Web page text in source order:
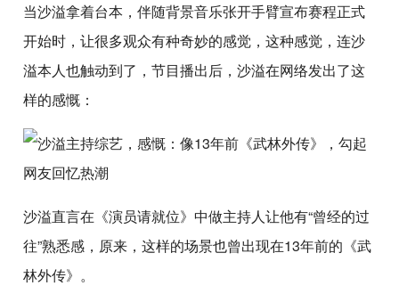
当沙溢拿着台本，伴随背景音乐张开手臂宣布赛程正式
开始时，让很多观众有种奇妙的感觉，这种感觉，连沙
溢本人也触动到了，节目播出后，沙溢在网络发出了这
样的感慨：
沙溢直言在《演员请就位》中做主持人让他有“曾经的过
往”熟悉感，原来，这样的场景也曾出现在13年前的《武
林外传》。